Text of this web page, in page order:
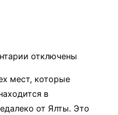
отключены
мест, которые
в
от Ялты. Это